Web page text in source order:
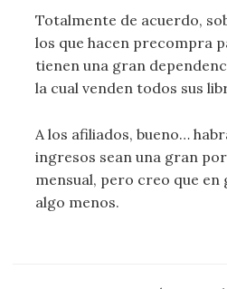
Totalmente de acuerdo,
los que hacen precompra
tienen una gran
la cual venden todos sus
A los afiliados, bueno…
ingresos sean una gran
mensual, pero creo que en
algo menos.